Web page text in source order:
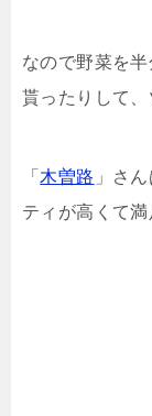
なので野菜を
貰ったりして、
「 木曽路 」さ
ティが高くて満